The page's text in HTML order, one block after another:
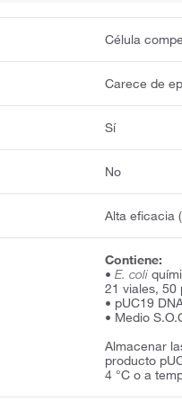
Célula
Carece de
Sí
No
Alta eficacia
Contiene:
•E. coli
21 viales, 50
• pUC19
• Medio
Almacenar
producto
4 °C o a